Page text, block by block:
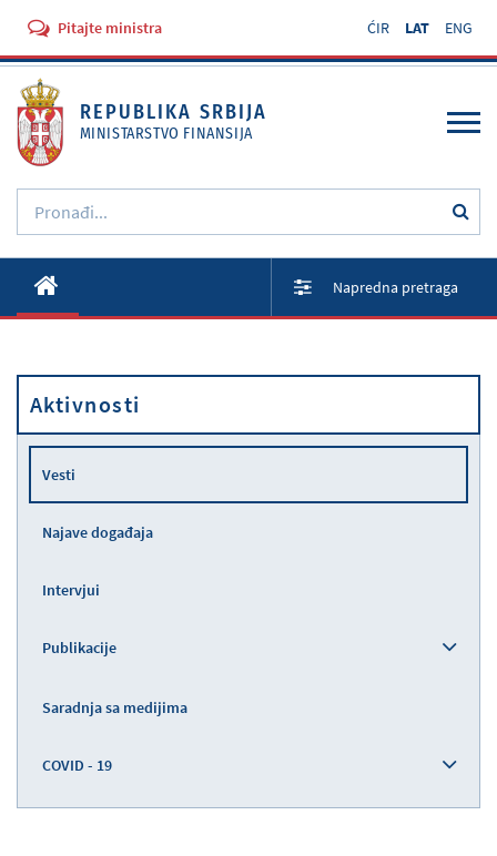
Pitajte ministra ĆIR LAT ENG
REPUBLIKA SRBIJA
MINISTARSTVO FINANSIJA
Aktivnosti
Propisi
Usluge
Napredna pretraga
Aktivnosti
Vesti
Najave događaja
Intervjui
Publikacije
Saradnja sa medijima
COVID - 19